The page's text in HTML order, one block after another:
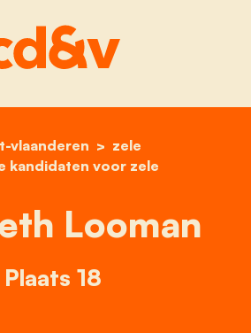
home
vlaanderen
zele
kandidaten voor zele
liesbeth looman
Looman
Plaats 18